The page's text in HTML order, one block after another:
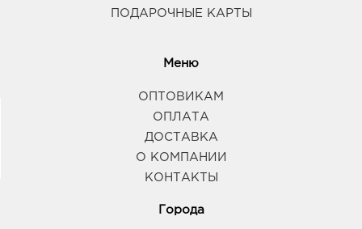
ПОДАРОЧНЫЕ КАРТЫ
Меню
ОПТОВИКАМ
ОПЛАТА
ДОСТАВКА
О КОМПАНИИ
КОНТАКТЫ
Города